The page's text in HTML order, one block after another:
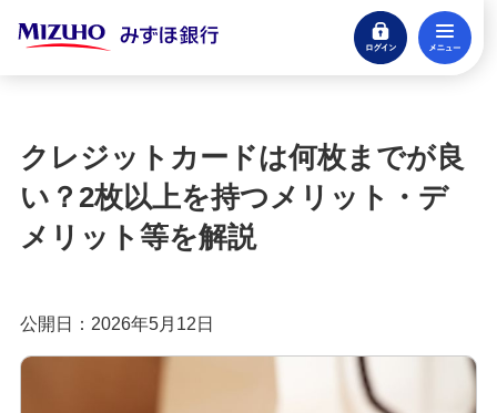
ログイン
閉じる
みずほ楽天カード（クレジットカード）
クレジットカードとは？種類やメリット・注意
点、審査の流れを分かりやすく解説
クレジットカードのポイント還元率とは？選び方
クレジットカードは何枚までが良
い？2枚以上を持つメリット・デ
メリット等を解説
公開日：2026年5月12日